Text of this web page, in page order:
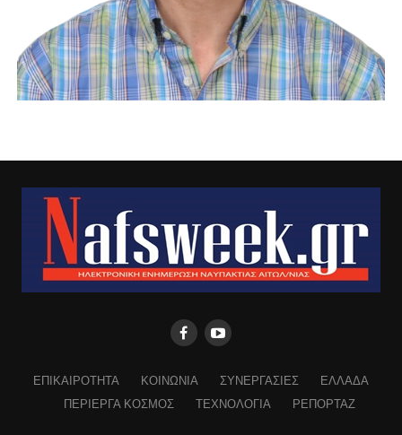
ΕΠΙΚΑΙΡΟΤΗΤΑ ΚΟΙΝΩΝΙΑ ΣΥΝΕΡΓΑΣΙΕΣ
ΕΛΛΑΔΑ
ΠΕΡΙΕΡΓΑ ΚΟΣΜΟΣ
ΤΕΧΝΟΛΟΓΙΑ ΡΕΠΟΡΤΑΖ